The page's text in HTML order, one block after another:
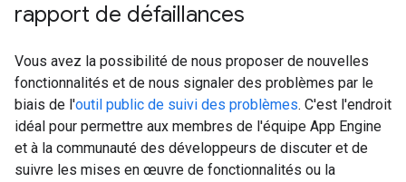
rapport de défaillances
Vous avez la possibilité de nous proposer de nouvelles
fonctionnalités et de nous signaler des problèmes par le
biais de l'outil public de suivi des problèmes. C'est l'endroit
idéal pour permettre aux membres de l'équipe App Engine
et à la communauté des développeurs de discuter et de
suivre les mises en œuvre de fonctionnalités ou la